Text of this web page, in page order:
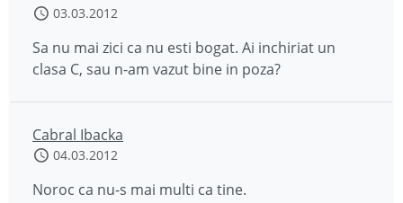
03.03.2012
Sa nu mai zici ca nu esti bogat. Ai inchiriat un
clasa C, sau n-am vazut bine in poza?
Cabral Ibacka
04.03.2012
Noroc ca nu-s mai multi ca tine.